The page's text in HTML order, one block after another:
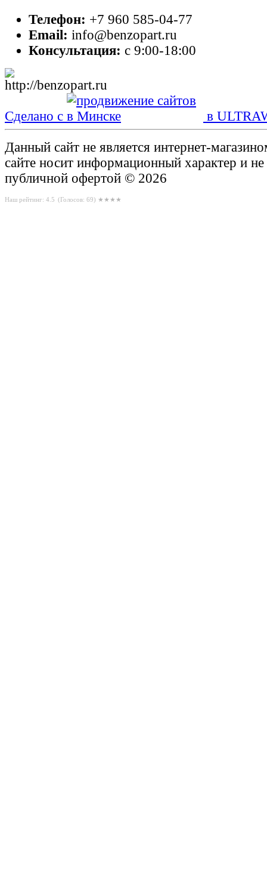
Телефон: +7 960 585-04-77
Email: info@benzopart.ru
Консультация: с 9:00-18:00
Сделано с в
Данный сайт не является интернет-
сайте носит информационный характер и не
публичной офертой © 2026
Наш рейтинг: 4.5 (Голосов: 69) ★★★★